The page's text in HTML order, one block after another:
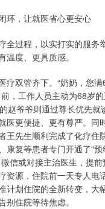
环，让就医省心更安心
全过程，以实打实的服务
温度、更具质感。
疗双管齐下。“奶奶，您
，工作人员主动为68岁
赵爷爷则通过尊长优先就
医更便捷、更有尊严。同
王先生顺利完成了化疗住
康复等患者专门开通了“
信或对接主治医生，提
资源，住院前一天专人电
计划住院的全新转变，大
别住院等待焦虑。